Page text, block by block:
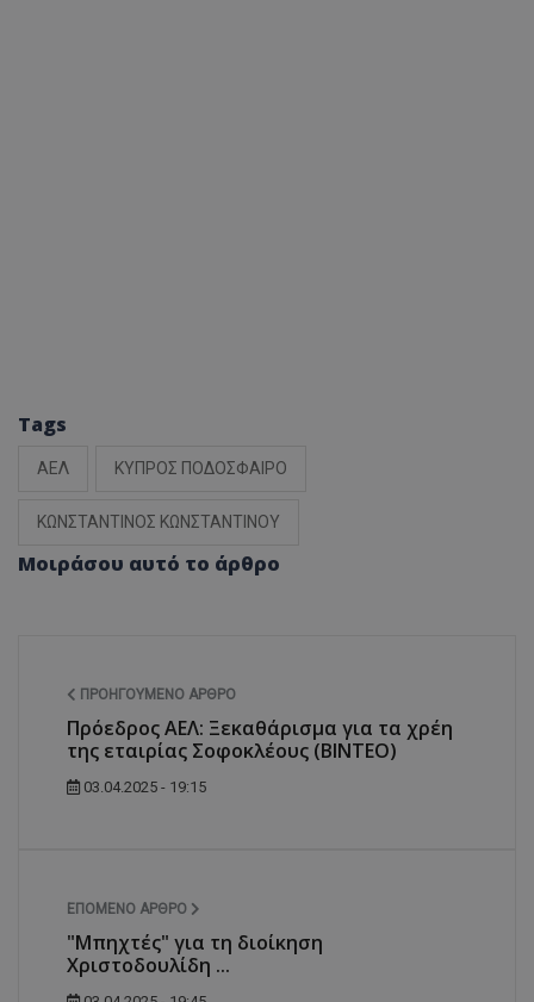
Tags
ΑΕΛ ΚΥΠΡΟΣ ΠΟΔΟΣΦΑΙΡΟ
ΚΩΝΣΤΑΝΤΙΝΟΣ ΚΩΝΣΤΑΝΤΙΝΟΥ
Μοιράσου αυτό το άρθρο
ΠΡΟΗΓΟΎΜΕΝΟ ΆΡΘΡΟ
Πρόεδρος ΑΕΛ: Ξεκαθάρισμα για τα χρέη
της εταιρίας Σοφοκλέους (ΒΙΝΤΕΟ)
03.04.2025 - 19:15
ΕΠΌΜΕΝΟ ΆΡΘΡΟ
"Μπηχτές" για τη διοίκηση
Χριστοδουλίδη ...